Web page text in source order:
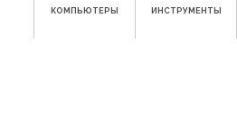
КОМПЬЮТЕРЫ ИНСТРУМЕНТЫ